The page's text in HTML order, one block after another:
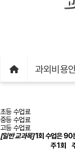
과외비용
초등 수업료
중등 수업료
고등 수업료
[일반 교과목]1회 수업은 90
주 1회